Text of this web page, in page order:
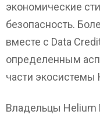
экономические
безопасность.
вместе с Data
определенным
части экосистемы
Владельцы Helium